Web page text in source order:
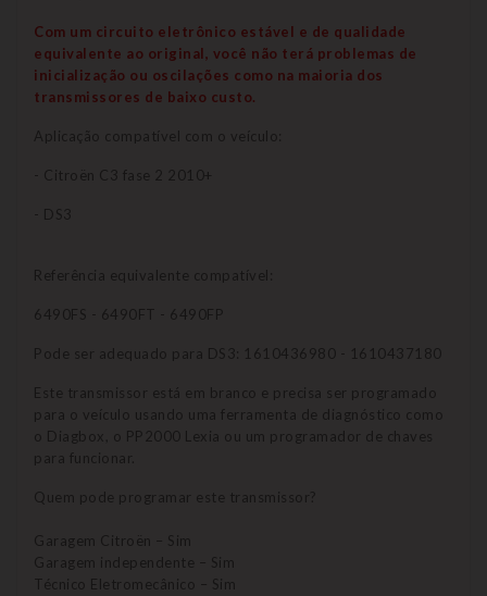
Com um circuito eletrônico estável e de qualidade
equivalente ao original, você não terá problemas de
inicialização ou oscilações como na maioria dos
transmissores de baixo custo.
Aplicação compatível com o veículo:
- Citroën C3 fase 2 2010+
- DS3
Referência equivalente compatível:
6490FS - 6490FT - 6490FP
Pode ser adequado para DS3: 1610436980 - 1610437180
Este transmissor está em branco e precisa ser programado
para o veículo usando uma ferramenta de diagnóstico como
o Diagbox, o PP2000 Lexia ou um programador de chaves
para funcionar.
Quem pode programar este transmissor?
Garagem Citroën – Sim
Garagem independente – Sim
Técnico Eletromecânico – Sim